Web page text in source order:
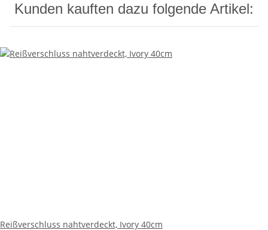
Kunden kauften dazu folgende Artikel:
Reißverschluss nahtverdeckt, Ivory 40cm